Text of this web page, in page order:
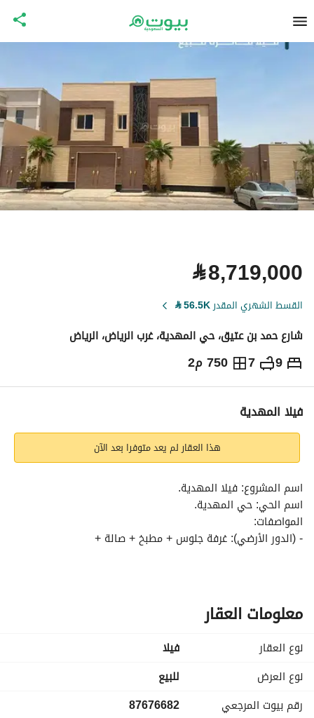
⃁8,719,000
القسط الشهري المقدر56.5K
⃁
شارع حمد بن عتيق، حي المهدية، غرب الرياض، الرياض
9
7 750 م2 ⃁
8,719,000
التفاصيل
فيلا المهدية
هذا العقار لم يعد متوفرا بعد الآن
اسم المشروع: فيلا المهدية.
اسم الحي: حي المهدية.
المواصفات:
- (الدور الأرضي): غرفة جلوس + مطبخ + صالة +
- (الملحق): غرفة نوم + غرفة غسيل مالبس
+ غرف نوم ماستر مع دورة مياه+
صالة + سطح + شقتين كل شقة
مساحتها 120 متر + غرفتين نوم
+ 2 دورة مياه + صالة + مطبخ +
معلومات العقار
نوع العقار
فیلا
نوع العرض
للبيع
رقم بيوت المرجعي
87676682